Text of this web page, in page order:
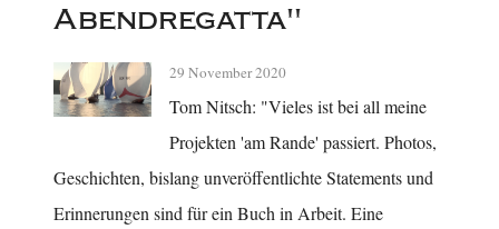
Abendregatta"
29 November 2020
Tom Nitsch: "Vieles ist bei all meine
Projekten 'am Rande' passiert. Photos,
Geschichten, bislang unveröffentlichte Statements und
Erinnerungen sind für ein Buch in Arbeit. Eine